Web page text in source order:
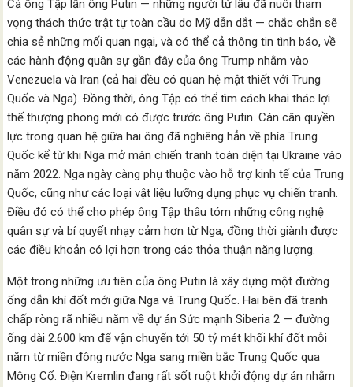
Cả ông Tập lẫn ông Putin — những người từ lâu đã nuôi tham
vọng thách thức trật tự toàn cầu do Mỹ dẫn dắt — chắc chắn sẽ
chia sẻ những mối quan ngại, và có thể cả thông tin tình báo, về
các hành động quân sự gần đây của ông Trump nhằm vào
Venezuela và Iran (cả hai đều có quan hệ mật thiết với Trung
Quốc và Nga). Đồng thời, ông Tập có thể tìm cách khai thác lợi
thế thượng phong mới có được trước ông Putin. Cán cân quyền
lực trong quan hệ giữa hai ông đã nghiêng hẳn về phía Trung
Quốc kể từ khi Nga mở màn chiến tranh toàn diện tại Ukraine vào
năm 2022. Nga ngày càng phụ thuộc vào hỗ trợ kinh tế của Trung
Quốc, cũng như các loại vật liệu lưỡng dụng phục vụ chiến tranh.
Điều đó có thể cho phép ông Tập thâu tóm những công nghệ
quân sự và bí quyết nhạy cảm hơn từ Nga, đồng thời giành được
các điều khoản có lợi hơn trong các thỏa thuận năng lượng.
Một trong những ưu tiên của ông Putin là xây dựng một đường
ống dẫn khí đốt mới giữa Nga và Trung Quốc. Hai bên đã tranh
chấp ròng rã nhiều năm về dự án Sức mạnh Siberia 2 — đường
ống dài 2.600 km để vận chuyển tới 50 tỷ mét khối khí đốt mỗi
năm từ miền đông nước Nga sang miền bắc Trung Quốc qua
Mông Cổ. Điện Kremlin đang rất sốt ruột khởi động dự án nhằm